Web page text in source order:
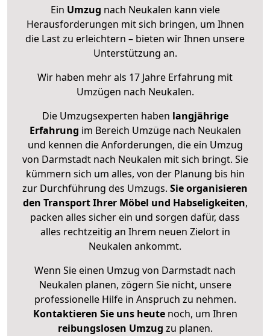
Ein Umzug nach Neukalen kann viele
Herausforderungen mit sich bringen, um Ihnen
die Last zu erleichtern – bieten wir Ihnen unsere
Unterstützung an.
Wir haben mehr als 17 Jahre Erfahrung mit
Umzügen nach Neukalen.
Die Umzugsexperten haben langjährige
Erfahrung im Bereich Umzüge nach Neukalen
und kennen die Anforderungen, die ein Umzug
von Darmstadt nach Neukalen mit sich bringt. Sie
kümmern sich um alles, von der Planung bis hin
zur Durchführung des Umzugs. Sie organisieren
den Transport Ihrer Möbel und Habseligkeiten,
packen alles sicher ein und sorgen dafür, dass
alles rechtzeitig an Ihrem neuen Zielort in
Neukalen ankommt.
Wenn Sie einen Umzug von Darmstadt nach
Neukalen planen, zögern Sie nicht, unsere
professionelle Hilfe in Anspruch zu nehmen.
Kontaktieren Sie uns heutenoch, um Ihren
reibungslosen Umzug zu planen.